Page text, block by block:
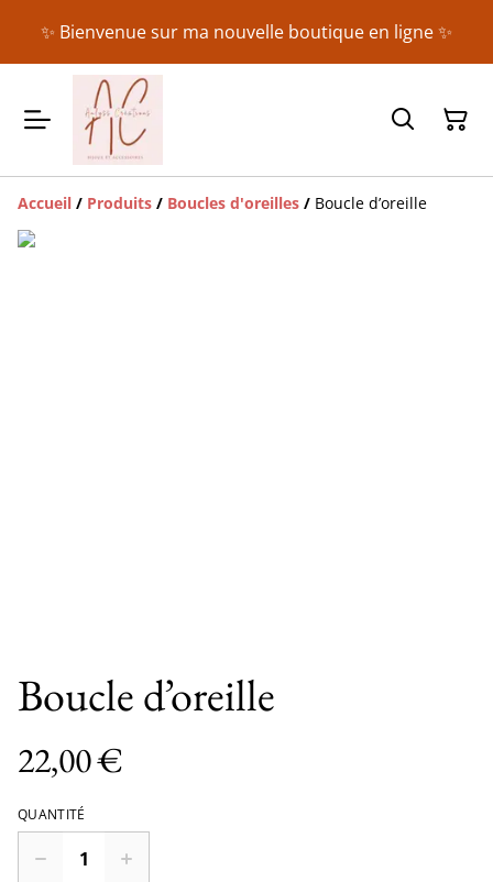
✨ Bienvenue sur ma nouvelle boutique en ligne ✨
Accueil / Produits / Boucles d'oreilles / Boucle d’oreille
Boucle d’oreille
22,00 €
QUANTITÉ